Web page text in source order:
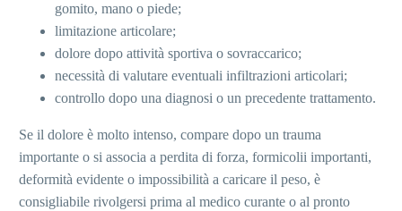
gomito, mano o piede;
limitazione articolare;
dolore dopo attività sportiva o sovraccarico;
necessità di valutare eventuali infiltrazioni articolari;
controllo dopo una diagnosi o un precedente trattamento.
Se il dolore è molto intenso, compare dopo un trauma
importante o si associa a perdita di forza, formicolii importanti,
deformità evidente o impossibilità a caricare il peso, è
consigliabile rivolgersi prima al medico curante o al pronto